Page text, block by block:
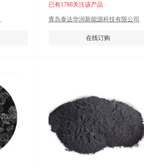
已有1788关注该产品
青岛泰达华润新能源科技有限公司
在线订购